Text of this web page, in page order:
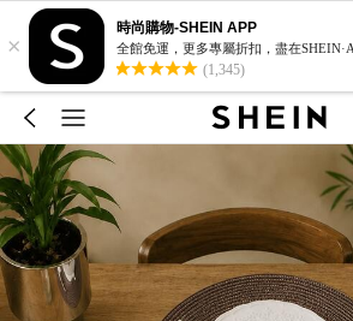
×
時尚購物-SHEIN APP
全館免運，更多專屬折扣，盡在
(1,345)